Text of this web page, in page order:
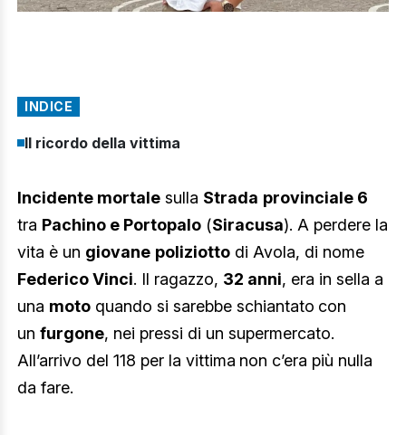
INDICE
Il ricordo della vittima
Incidente mortale sulla Strada provinciale 6
tra Pachino e Portopalo (Siracusa). A perdere la
vita è un giovane poliziotto di Avola, di nome
Federico Vinci. Il ragazzo, 32 anni, era in sella a
una moto quando si sarebbe schiantato con
un furgone, nei pressi di un supermercato.
All’arrivo del 118 per la vittima non c’era più nulla
da fare.